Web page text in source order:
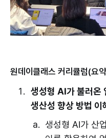
원데이클래스 커리큘럼(요
생성형 AI가 불러온
생산성 향상 방법 이
생성형 AI가 산